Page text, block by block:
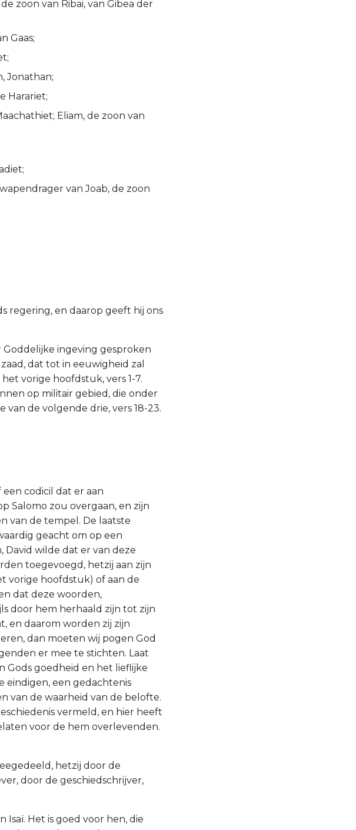
zoon van Ribai, van Gibea der
Gaas;
Jonathan;
Harariet;
Eliam, de zoon van
van Joab, de zoon
regering, en daarop geeft hij ons
Goddelijke ingeving gesproken
dat tot in eeuwigheid zal
vorige hoofdstuk, vers 1-7.
op militair gebied, die onder
van de volgende drie, vers 18-23.
codicil dat er aan
Salomo zou overgaan, en zijn
van de tempel. De laatste
geacht om op een
wilde dat er van deze
toegevoegd, hetzij aan zijn
vorige hoofdstuk) of aan de
dat deze woorden,
door hem herhaald zijn tot zijn
en daarom worden zij zijn
dan moeten wij pogen God
er mee te stichten. Laat
Gods goedheid en het lieflijke
eindigen, een gedachtenis
van de waarheid van de belofte.
vermeld, en hier heeft
voor de hem overlevenden.
hetzij door de
door de geschiedschrijver,
Isaï. Het is goed voor hen, die